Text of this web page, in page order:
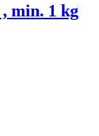
min. 1 kg